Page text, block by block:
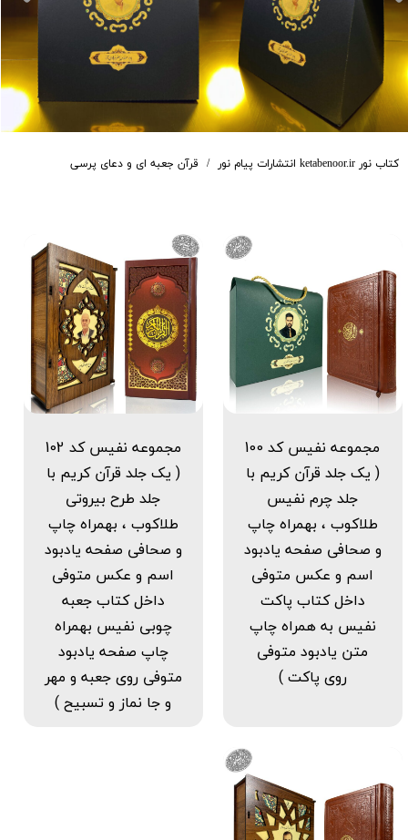
کتاب نور ketabenoor.ir انتشارات پیام نور قرآن جعبه ای و دعای پرسی
مجموعه نفیس کد 100
( یک جلد قرآن کریم با
جلد چرم نفیس
طلاکوب ، بهمراه چاپ
و صحافی صفحه یادبود
اسم و عکس متوفی
داخل کتاب پاکت
نفیس به همراه چاپ
متن یادبود متوفی
روی پاکت )
مجموعه نفیس کد 102
( یک جلد قرآن کریم با
جلد طرح بیروتی
طلاکوب ، بهمراه چاپ
و صحافی صفحه یادبود
اسم و عکس متوفی
داخل کتاب جعبه
چوبی نفیس بهمراه
چاپ صفحه یادبود
متوفی روی جعبه و مهر
و جا نماز و تسبیح )